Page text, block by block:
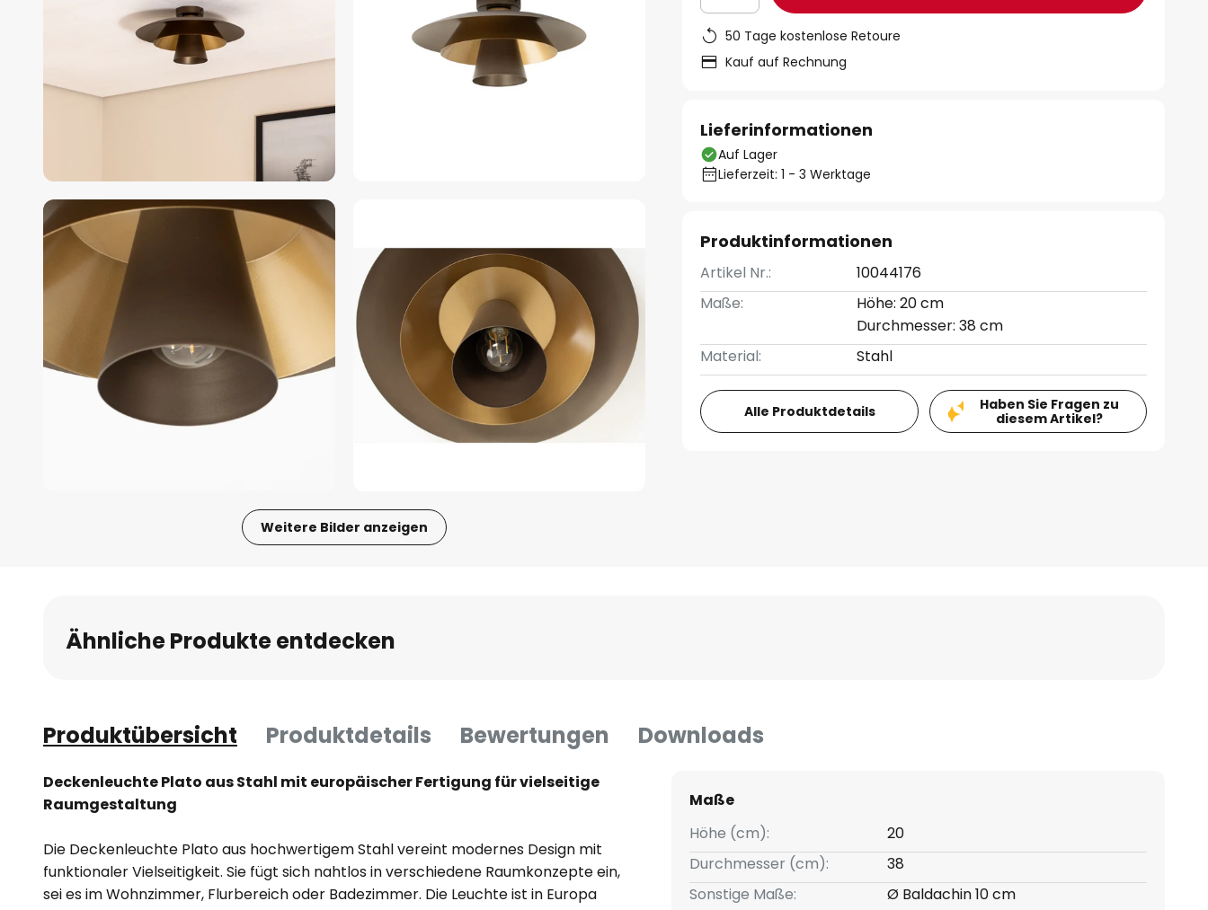
Weitere Bilder anzeigen
Bildgalerie
springen
50 Tage kostenlose Retoure
Kauf auf Rechnung
Lieferinformationen
Auf Lager
Lieferzeit: 1 - 3 Werktage
Produktinformationen
Artikel Nr.:
10044176
Maße:
Höhe: 20 cm
Durchmesser: 38 cm
Material:
Stahl
Alle Produktdetails
Haben Sie Fragen zu
diesem Artikel?
Ähnliche Produkte entdecken
Produktübersicht Produktdetails Bewertungen Downloads
Deckenleuchte Plato aus Stahl mit europäischer Fertigung für vielseitige
Raumgestaltung
Die Deckenleuchte Plato aus hochwertigem Stahl vereint modernes Design mit
funktionaler Vielseitigkeit. Sie fügt sich nahtlos in verschiedene Raumkonzepte ein,
sei es im Wohnzimmer, Flurbereich oder Badezimmer. Die Leuchte ist in Europa
Maße
Höhe (cm):
20
Durchmesser (cm):
38
Sonstige Maße:
Ø Baldachin 10 cm